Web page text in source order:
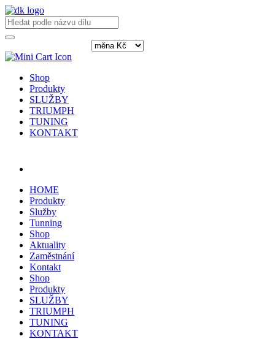
Shop
Produkty
SLUŽBY
TRIUMPH
TUNING
KONTAKT
HOME
Produkty
Služby
Tunning
Shop
Aktuality
Zaměstnání
Kontakt
Shop
Produkty
SLUŽBY
TRIUMPH
TUNING
KONTAKT